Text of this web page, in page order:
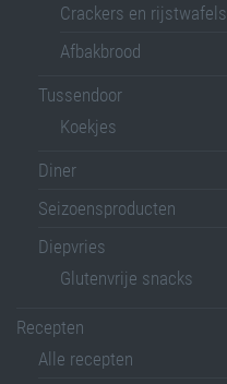
Crackers en rijstwafels
Afbakbrood
Tussendoor
Koekjes
Diner
Seizoensproducten
Diepvries
Glutenvrije snacks
Recepten
Alle recepten